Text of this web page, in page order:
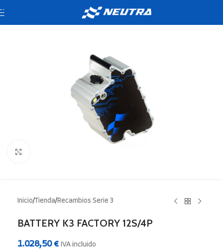
Skip to navigation
Inicio/Tienda/Recambios Serie 3
BATTERY K3 FACTORY 12S/4P
1.028,50€ IVA incluido